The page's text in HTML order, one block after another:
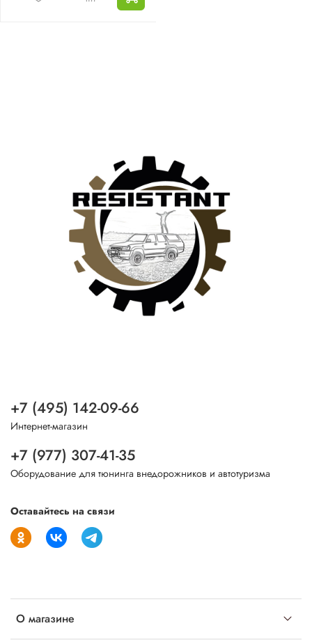
О магазине
+7 (495) 142-09-66
Интернет-магазин
+7 (977) 307-41-35
Оборудование для тюнинга внедорожников и автотуризма
Оставайтесь на связи